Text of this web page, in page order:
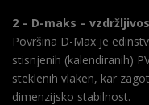
2 – D-maks –
Površina D-Max je
stisnjenih (kalendiranih)
steklenih vlaken, kar
dimenzijsko stabilnost.